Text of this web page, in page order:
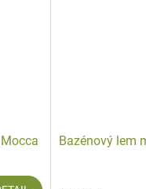
Bazénový lem